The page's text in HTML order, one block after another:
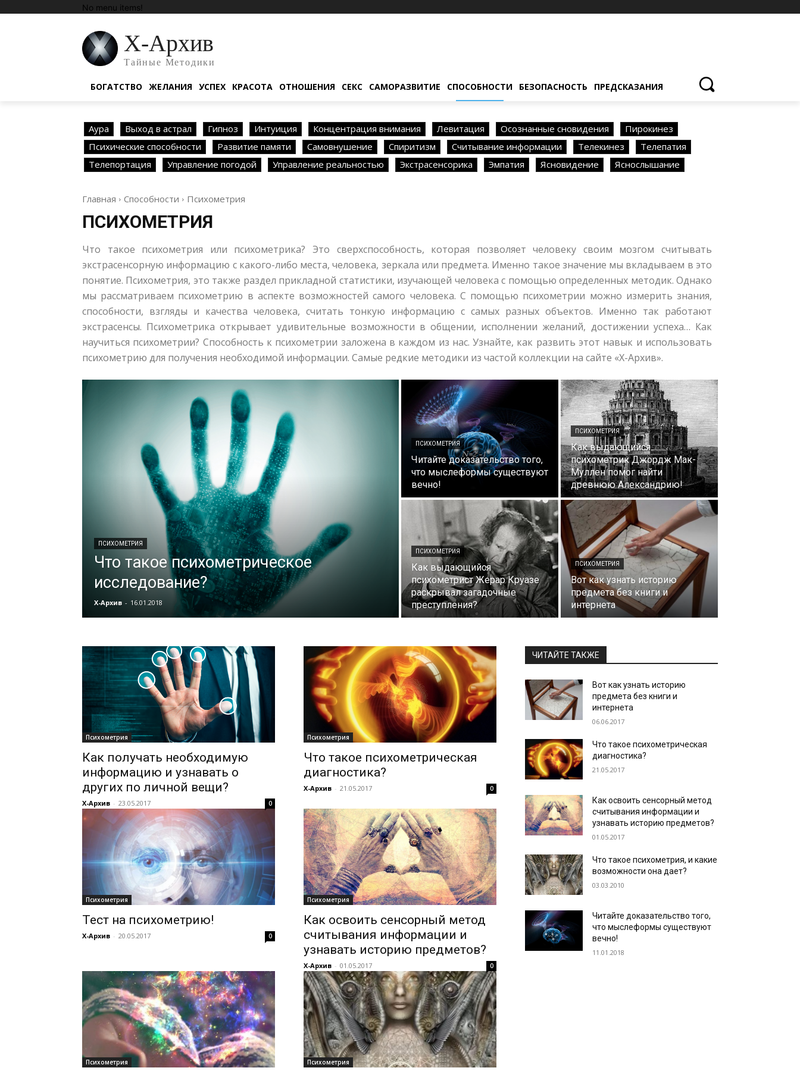
No menu items!
Х-Архив
Тайные Методики
БОГАТСТВО ЖЕЛАНИЯ УСПЕХ КРАСОТА ОТНОШЕНИЯ СЕКС САМОРАЗВИТИЕ СПОСОБНОСТИ БЕЗОПАСНОСТЬ ПРЕДСКАЗАНИЯ
Аура Выход в астрал Гипноз Интуиция Концентрация внимания Левитация Осознанные сновидения
Пирокинез
Психические способности
Развитие памяти Самовнушение Спиритизм Считывание информации Телекинез
Телепатия
Телепортация
Управление погодой Управление реальностью Экстрасенсорика Эмпатия Ясновидение Яснослышание
Главная Способности Психометрия
ПСИХОМЕТРИЯ
Что такое психометрия или психометрика? Это сверхспособность, которая позволяет человеку своим мозгом считывать
экстрасенсорную информацию с какого-либо места, человека, зеркала или предмета. Именно такое значение мы вкладываем в это
понятие. Психометрия, это также раздел прикладной статистики, изучающей человека с помощью определенных методик. Однако
мы рассматриваем психометрию в аспекте возможностей самого человека. С помощью психометрии можно измерить знания,
способности, взгляды и качества человека, считать тонкую информацию с самых разных объектов. Именно так работают
экстрасенсы. Психометрика открывает удивительные возможности в общении, исполнении желаний, достижении успеха… Как
научиться психометрии? Способность к психометрии заложена в каждом из нас. Узнайте, как развить этот навык и использовать
психометрию для получения необходимой информации. Самые редкие методики из частой коллекции на сайте «Х-Архив».
ПСИХОМЕТРИЯ
Что такое психометрическое
исследование?
Х-Архив - 16.01.2018
ПСИХОМЕТРИЯ
Читайте доказательство того,
что мыслеформы существуют
вечно!
ПСИХОМЕТРИЯ
Как выдающийся
психометрик Джордж Мак-
Муллен помог найти
древнюю Александрию!
ПСИХОМЕТРИЯ
Как выдающийся
психометрист Жерар Круазе
раскрывал загадочные
преступления?
ПСИХОМЕТРИЯ
Вот как узнать историю
предмета без книги и
интернета
Психометрия
Как получать необходимую
информацию и узнавать о
других по личной вещи?
Х-Архив - 23.05.2017 0
Психометрия
Что такое психометрическая
диагностика?
Х-Архив - 21.05.2017 0
Психометрия
Тест на психометрию!
Х-Архив - 20.05.2017 0
Психометрия
Как освоить сенсорный метод
считывания информации и
узнавать историю предметов?
Х-Архив - 01.05.2017 0
Психометрия Психометрия
ЧИТАЙТЕ ТАКЖЕ
Вот как узнать историю
предмета без книги и
интернета
06.06.2017
Что такое психометрическая
диагностика?
21.05.2017
Как освоить сенсорный метод
считывания информации и
узнавать историю предметов?
01.05.2017
Что такое психометрия, и какие
возможности она дает?
03.03.2010
Читайте доказательство того,
что мыслеформы существуют
вечно!
11.01.2018